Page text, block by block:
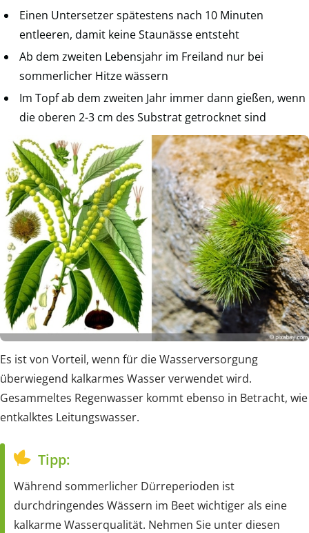
Einen Untersetzer spätestens nach 10 Minuten
entleeren, damit keine Staunässe entsteht
Ab dem zweiten Lebensjahr im Freiland nur bei
sommerlicher Hitze wässern
Im Topf ab dem zweiten Jahr immer dann gießen, wenn
die oberen 2-3 cm des Substrat getrocknet sind
Es ist von Vorteil, wenn für die Wasserversorgung
überwiegend kalkarmes Wasser verwendet wird.
Gesammeltes Regenwasser kommt ebenso in Betracht, wie
entkalktes Leitungswasser.
Tipp:
Während sommerlicher Dürreperioden ist
durchdringendes Wässern im Beet wichtiger als eine
kalkarme Wasserqualität. Nehmen Sie unter diesen